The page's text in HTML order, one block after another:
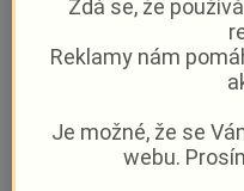
Aktuality Aktuálně
Marie Osvaldová –16. 1.|
Zdá se, že
Reklamy nám
Je možné, že se
webu.